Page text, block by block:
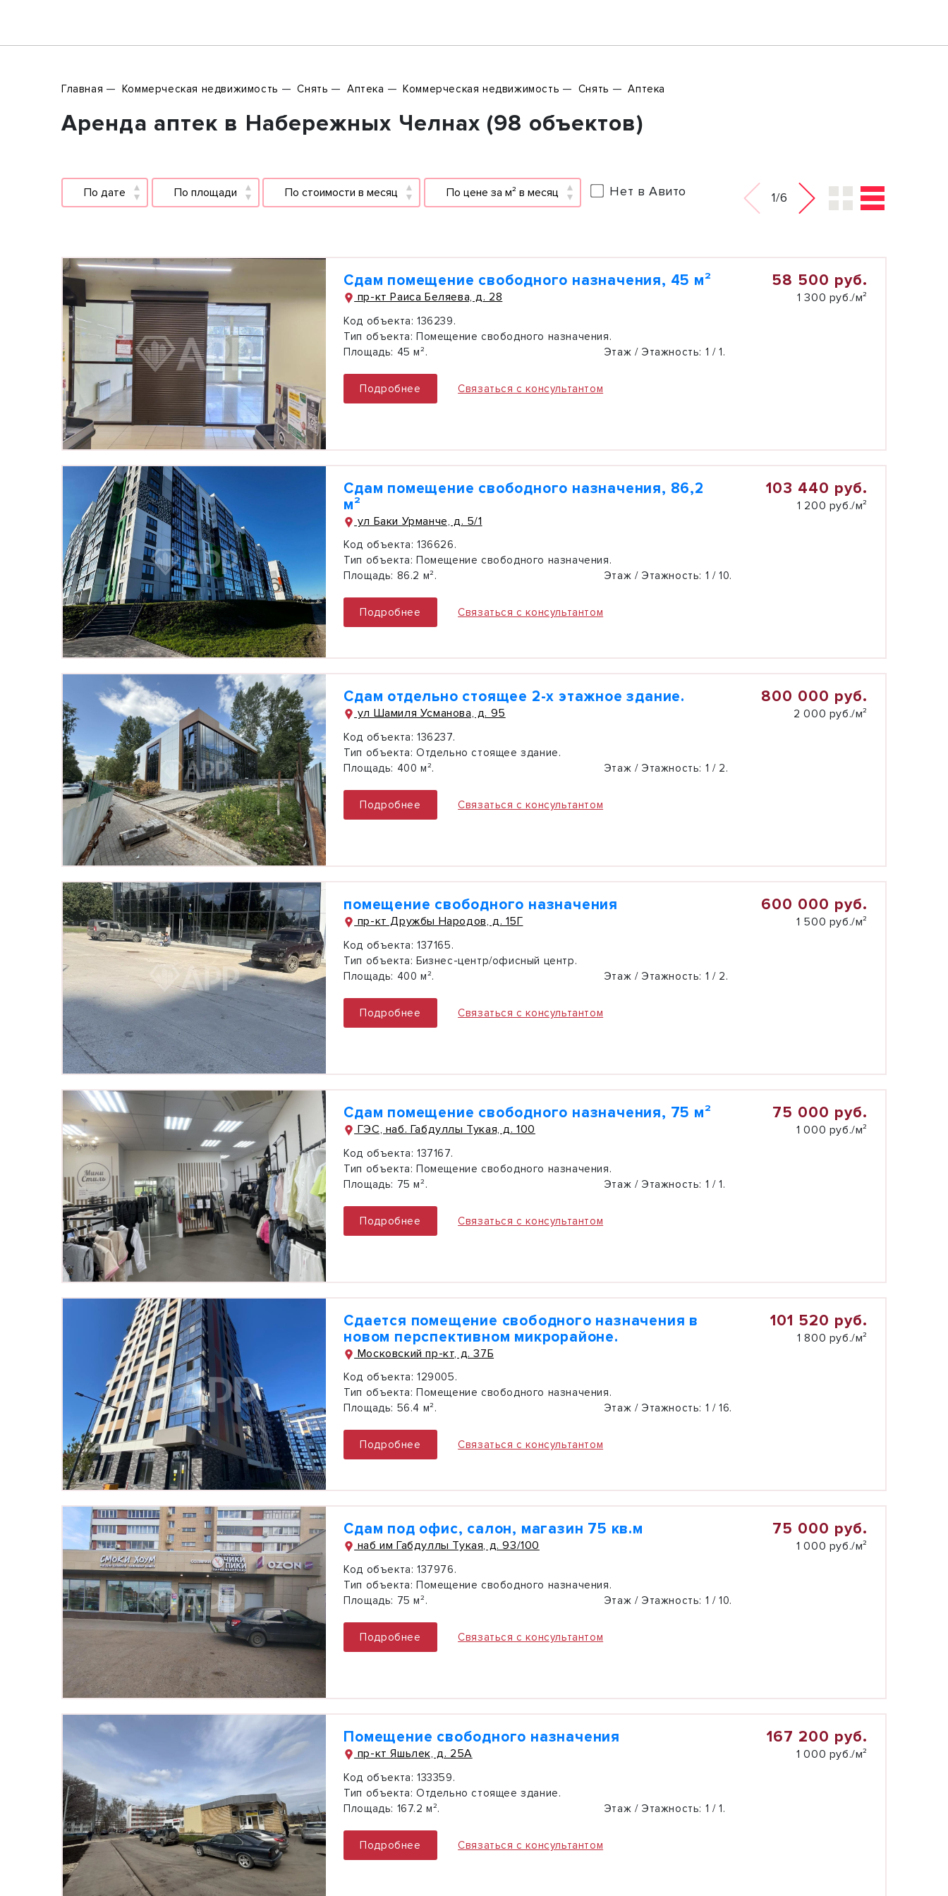
Главная Коммерческая недвижимость Снять Аптека Коммерческая недвижимость Снять Аптека
Аренда аптек в Набережных Челнах (98 объектов)
По дате По площади По стоимости в месяц По цене за м² в месяц Нет в Авито 1/6
Сдам помещение свободного назначения, 45 м²
пр-кт Раиса Беляева, д. 28
58 500 руб.
1 300 руб./м²
Код объекта: 136239.
Тип объекта: Помещение свободного назначения.
Площадь: 45 м². Этаж / Этажность: 1 / 1.
Подробнее Связаться с консультантом
Сдам помещение свободного назначения, 86,2
м²
ул Баки Урманче, д. 5/1
103 440 руб.
1 200 руб./м²
Код объекта: 136626.
Тип объекта: Помещение свободного назначения.
Площадь: 86.2 м². Этаж / Этажность: 1 / 10.
Подробнее Связаться с консультантом
Сдам отдельно стоящее 2-х этажное здание.
ул Шамиля Усманова, д. 95
800 000 руб.
2 000 руб./м²
Код объекта: 136237.
Тип объекта: Отдельно стоящее здание.
Площадь: 400 м². Этаж / Этажность: 1 / 2.
Подробнее Связаться с консультантом
помещение свободного назначения
пр-кт Дружбы Народов, д. 15Г
600 000 руб.
1 500 руб./м²
Код объекта: 137165.
Тип объекта: Бизнес-центр/офисный центр.
Площадь: 400 м². Этаж / Этажность: 1 / 2.
Подробнее Связаться с консультантом
Сдам помещение свободного назначения, 75 м²
ГЭС, наб. Габдуллы Тукая, д. 100
75 000 руб.
1 000 руб./м²
Код объекта: 137167.
Тип объекта: Помещение свободного назначения.
Площадь: 75 м². Этаж / Этажность: 1 / 1.
Подробнее Связаться с консультантом
Сдается помещение свободного назначения в
новом перспективном микрорайоне.
Московский пр-кт, д. 37Б
101 520 руб.
1 800 руб./м²
Код объекта: 129005.
Тип объекта: Помещение свободного назначения.
Площадь: 56.4 м². Этаж / Этажность: 1 / 16.
Подробнее Связаться с консультантом
Сдам под офис, салон, магазин 75 кв.м
наб им Габдуллы Тукая, д. 93/100
75 000 руб.
1 000 руб./м²
Код объекта: 137976.
Тип объекта: Помещение свободного назначения.
Площадь: 75 м². Этаж / Этажность: 1 / 10.
Подробнее Связаться с консультантом
Помещение свободного назначения
пр-кт Яшьлек, д. 25А
167 200 руб.
1 000 руб./м²
Код объекта: 133359.
Тип объекта: Отдельно стоящее здание.
Площадь: 167.2 м². Этаж / Этажность: 1 / 1.
Подробнее Связаться с консультантом